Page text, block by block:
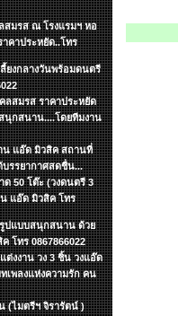
สมรส ณ โรงแรมฯ หอ
คาประหยัด..โทร
ยงกลางวันพร้อมดนตรี
ลสมรส ราคาประหยัด
นุกสนาน....โดยทีมงาน
น แอ๊ด มิวสิค สถานที่
บรรยากาศสดชื่น...
50 โต๊ะ (วงดนตรี 3
น แอ๊ด มิวสิค โทร
ปแบบสนุกสนาน ด้วย
โทร 0867866022
ต่งงาน วง 3 ชิ้น วงแอ๊ด
เพลงแห่งความรัก คน
(ไมตรีฯ จิรารัตน์ )